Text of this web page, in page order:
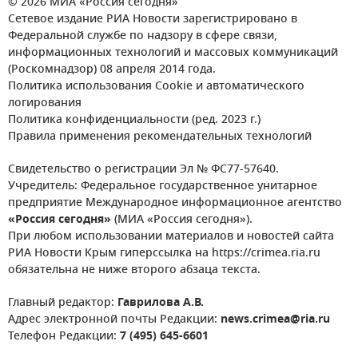
Сетевое издание РИА Новости зарегистрировано в
Федеральной службе по надзору в сфере связи,
информационных технологий и массовых коммуникаций
(Роскомнадзор) 08 апреля 2014 года.
Политика использования Cookie и автоматического
логирования
Политика конфиденциальности (ред. 2023 г.)
Правила применения рекомендательных технологий
Свидетельство о регистрации Эл № ФС77-57640.
Учредитель: Федеральное государственное унитарное
предприятие Международное информационное агентство
«Россия сегодня» (МИА «Россия сегодня»).
При любом использовании материалов и новостей сайта
РИА Новости Крым гиперссылка на https://crimea.ria.ru
обязательна не ниже второго абзаца текста.
Главный редактор: Гаврилова А.В.
Адрес электронной почты Редакции: news.crimea@ria.ru
Телефон Редакции: 7 (495) 645-6601